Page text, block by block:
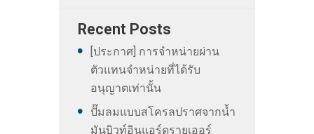
Recent Posts
[ประกาศ] การจำหน่ายผ่าน
ตัวแทนจำหน่ายที่ได้รับ
อนุญาตเท่านั้น
ปั๊มลมแบบสโครลปราศจากน้ำ
มันบิวท์อินแอร์ดรายเออร์